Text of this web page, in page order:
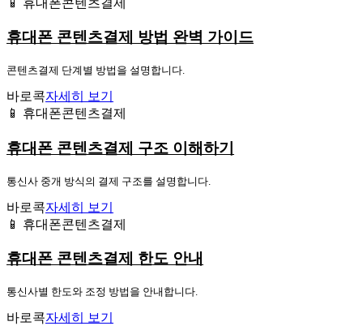
휴대폰 콘텐츠결제 방법 완벽 가이드
콘텐츠결제 단계별 방법을 설명합니다.
바로콕자세히 보기
📱 휴대폰콘텐츠결제
휴대폰 콘텐츠결제 구조 이해하기
통신사 중개 방식의 결제 구조를 설명합니다.
바로콕자세히 보기
📱 휴대폰콘텐츠결제
휴대폰 콘텐츠결제 한도 안내
통신사별 한도와 조정 방법을 안내합니다.
바로콕자세히 보기